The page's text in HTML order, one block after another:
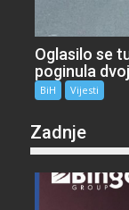
Oglasilo se
poginula
BiH Vijesti
Zadnje